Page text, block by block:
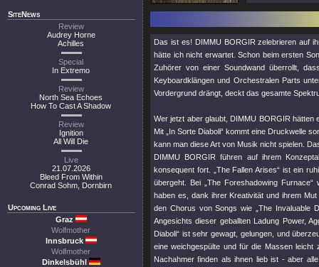
SiteNews
Review
Audrey Horne
Achilles
Special
In Extremo
Review
North Sea Echoes
How To Cast A Shadow
Review
Ignition
All Will Die
Live
21.07.2026
Bleed From Within
Conrad Sohm, Dornbirn
Upcoming Live
Graz
Wolfmother
Innsbruck
Wolfmother
Dinkelsbühl
Das ist es! DIMMU BORGIR zelebrieren auf
hätte ich nicht erwartet. Schon beim ersten
Zuhörer von einer Soundwand überrollt,
Keyboardklängen und Orchestralen Parts
Vordergrund drängt, deckt das gesamte
Wer jetzt aber glaubt, DIMMU BORGIR
Mit „In Sorte Diaboli“ kommt eine Druckwelle
kann man diese Art von Musik nicht spielen.
DIMMU BORGIR führen auf ihrem
konsequent fort. „The Fallen Arises“ ist ein
übergeht. Bei „The Foreshadowing
haben es, dank ihrer Kreativität und ihrem
den Chorus von Songs wie „The Invaluable
Angesichts dieser geballten Ladung Power,
Diaboli“ ist sehr gewagt, gelungen, und
eine weichgespülte und für die Massen leicht
Nachahmer finden als ihnen lieb ist - aber